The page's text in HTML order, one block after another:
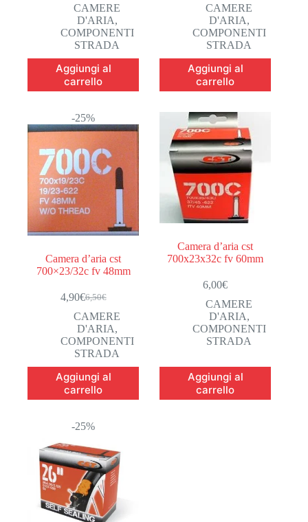
CAMERE
D'ARIA,
COMPONENTI
STRADA
Aggiungi al
carrello
prezzo
originale
era:
6,50€.
prezzo
attuale
è:
4,90€.
CAMERE
D'ARIA,
COMPONENTI
STRADA
Aggiungi al
carrello
-25%
Camera d’aria cst
700×23/32c fv 48mm
6,50€
Il
prezzo
originale
era:
6,50€.
4,90€Il
prezzo
attuale
è:
4,90€.
CAMERE
D'ARIA,
COMPONENTI
STRADA
Aggiungi al
carrello
Camera d’aria cst
700x23x32c fv 60mm
6,00€
CAMERE
D'ARIA,
COMPONENTI
STRADA
Aggiungi al
carrello
-25%